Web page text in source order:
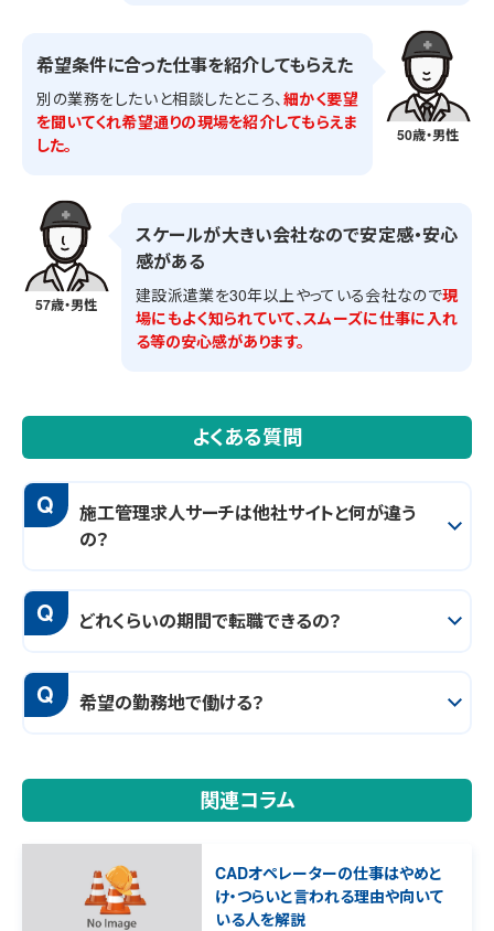
50歳・男性
希望条件に合った仕事を紹介してもらえた
別の業務をしたいと相談したところ、 細かく要望
を聞いてくれ希望通りの現場を紹介してもらえま
した。
57歳・男性
スケールが大きい会社なので安定感・安心
感がある
建設派遣業を30年以上やっている会社なので現
場にもよく知られていて、スムーズに仕事に入れ
る等の安心感があります。
よくある質問
Q
施工管理求人サーチは他社サイトと何が違う
の？
Q どれくらいの期間で転職できるの？
Q 希望の勤務地で働ける？
関連コラム
CADオペレーターの仕事はやめと
け・つらいと言われる理由や向いて
いる人を解説